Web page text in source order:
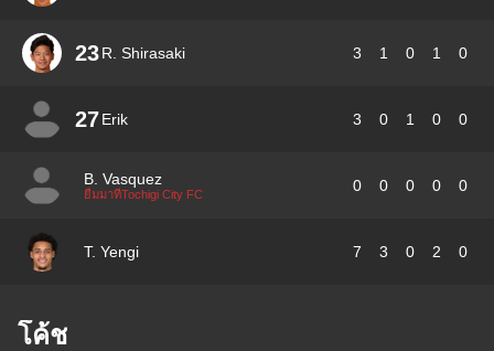
23R. Shirasaki 3 1 0 1 0
27Erik 3 0 1 0 0
B. Vasquez
ยืมมาที่Tochigi City FC 0 0 0 0 0
T. Yengi 7 3 0 2 0
โค้ช